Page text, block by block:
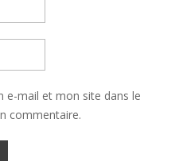
e-mail et mon site dans le
commentaire.